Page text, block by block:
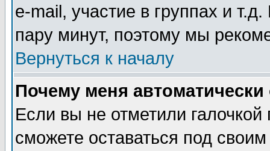
e-mail, участие в группах и
пару минут, поэтому мы
Вернуться к началу
Почему меня автоматически
Если вы не отметили галочкой
сможете оставаться под